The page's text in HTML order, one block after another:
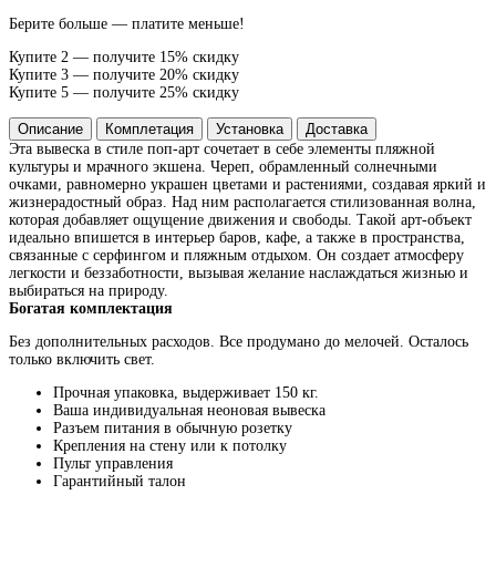
Берите больше — платите меньше!
Купите 2 — получите 15% скидку
Купите 3 — получите 20% скидку
Купите 5 — получите 25% скидку
Описание Комплетация Установка
Доставка
Эта вывеска в стиле поп-арт сочетает в себе элементы пляжной
культуры и мрачного экшена. Череп, обрамленный солнечными
очками, равномерно украшен цветами и растениями, создавая яркий и
жизнерадостный образ. Над ним располагается стилизованная волна,
которая добавляет ощущение движения и свободы. Такой арт-объект
идеально впишется в интерьер баров, кафе, а также в пространства,
связанные с серфингом и пляжным отдыхом. Он создает атмосферу
легкости и беззаботности, вызывая желание наслаждаться жизнью и
выбираться на природу.
Богатая комплектация
Без дополнительных расходов. Все продумано до мелочей. Осталось
только включить свет.
Прочная упаковка, выдерживает 150 кг.
Ваша индивидуальная неоновая вывеска
Разъем питания в обычную розетку
Крепления на стену или к потолку
Пульт управления
Гарантийный талон